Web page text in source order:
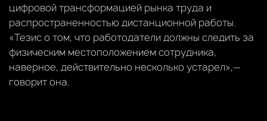
цифровой трансформацией рынка труда и
распространенностью дистанционной работы.
«Тезис о том, что работодатели должны следить за
физическим местоположением сотрудника,
наверное, действительно несколько устарел»,—
говорит она.